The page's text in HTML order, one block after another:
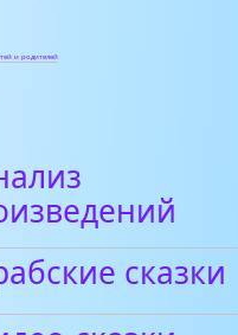
и родителей
сказки